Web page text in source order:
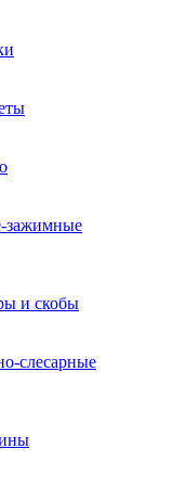
зажимные
и скобы
слесарные